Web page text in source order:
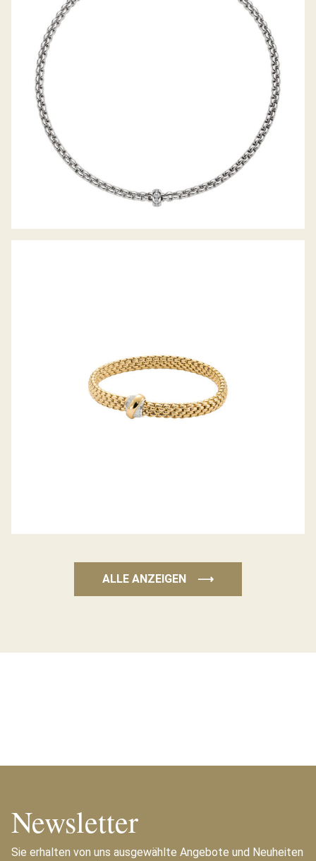
ALLE ANZEIGEN ⟶
Newsletter
Sie erhalten von uns ausgewählte Angebote und Neuheiten